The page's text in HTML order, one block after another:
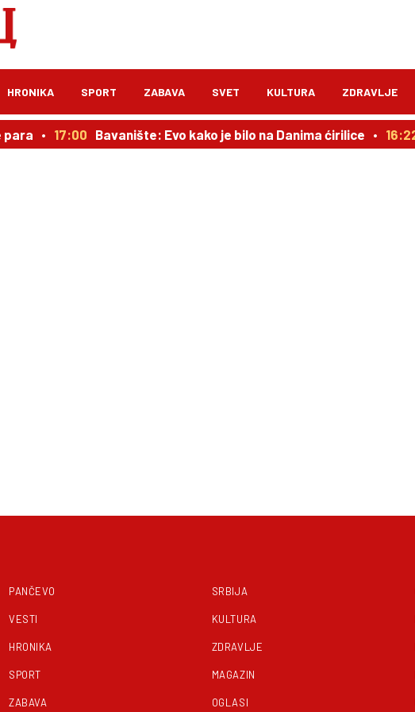
HRONIKA SPORT ZABAVA SVET KULTURA ZDRAVLJE
17:00 Bavanište: Evo kako je bilo na Danima ćirilice 16:22
PANČEVO
VESTI
HRONIKA
SPORT
ZABAVA
SRBIJA
KULTURA
ZDRAVLJE
MAGAZIN
OGLASI